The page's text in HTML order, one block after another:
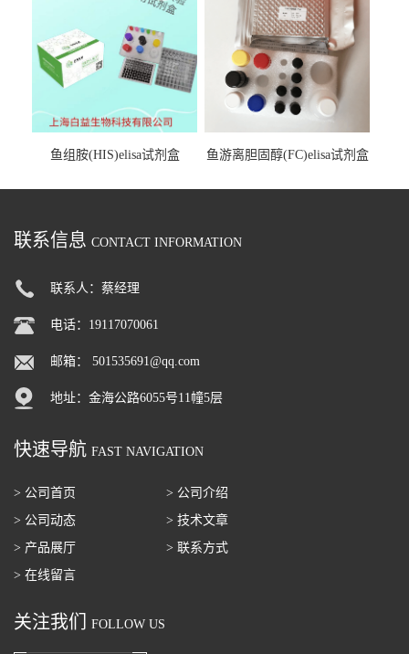
鱼组胺(HIS)elisa试剂盒 鱼游离胆固醇(FC)elisa试剂盒
联系信息 CONTACT INFORMATION
联系人：蔡经理
电话：19117070061
邮箱： 501535691@qq.com
地址：金海公路6055号11幢5层
快速导航 FAST NAVIGATION
> 公司首页
> 公司介绍
> 公司动态
> 技术文章
> 产品展厅
> 联系方式
> 在线留言
关注我们 FOLLOW US